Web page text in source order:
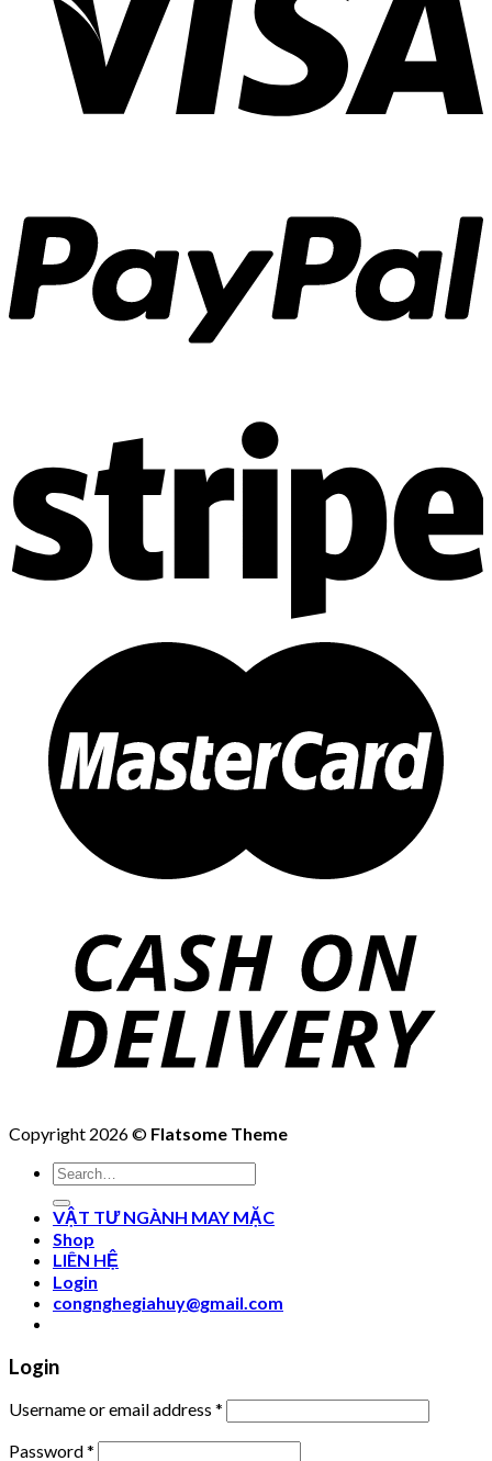
Copyright 2026 © Flatsome Theme
Search
for:
VẬT TƯ NGÀNH MAY MẶC
Shop
LIÊN HỆ
Login
congnghegiahuy@gmail.com
Login
Username or email address *
Password*